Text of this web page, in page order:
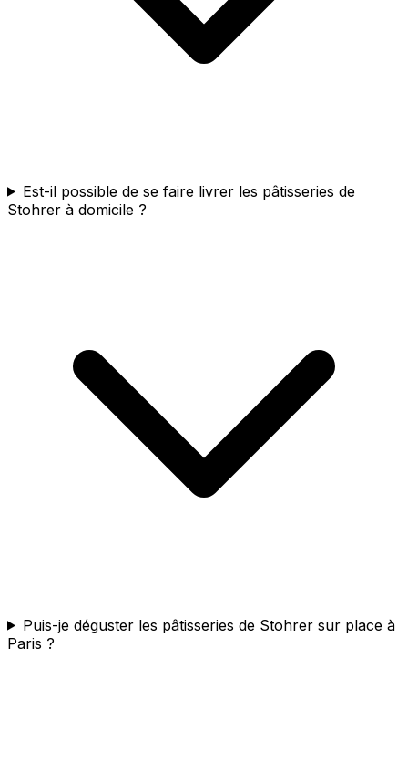
Est-il possible de se faire livrer les pâtisseries de
Stohrer à domicile ?
Puis-je déguster les pâtisseries de Stohrer sur place à
Paris ?